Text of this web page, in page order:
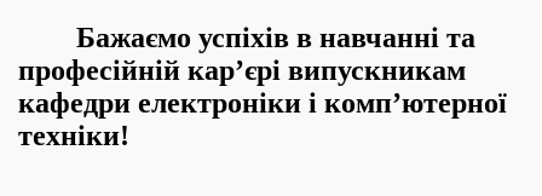
Бажаємо успіхів в навчанні та
професійній кар’єрі випускникам
кафедри електроніки і комп’ютерної
техніки!